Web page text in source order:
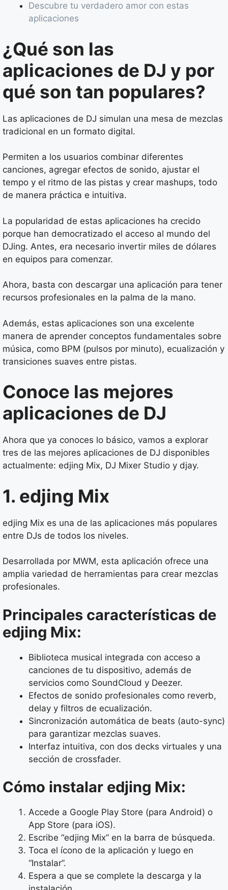
Descubre tu verdadero amor con estas
aplicaciones
¿Qué son las
aplicaciones de DJ y por
qué son tan populares?
Las aplicaciones de DJ simulan una mesa de mezclas
tradicional en un formato digital.
Permiten a los usuarios combinar diferentes
canciones, agregar efectos de sonido, ajustar el
tempo y el ritmo de las pistas y crear mashups, todo
de manera práctica e intuitiva.
La popularidad de estas aplicaciones ha crecido
porque han democratizado el acceso al mundo del
DJing. Antes, era necesario invertir miles de dólares
en equipos para comenzar.
Ahora, basta con descargar una aplicación para tener
recursos profesionales en la palma de la mano.
Además, estas aplicaciones son una excelente
manera de aprender conceptos fundamentales sobre
música, como BPM (pulsos por minuto), ecualización y
transiciones suaves entre pistas.
Conoce las mejores
aplicaciones de DJ
Ahora que ya conoces lo básico, vamos a explorar
tres de las mejores aplicaciones de DJ disponibles
actualmente: edjing Mix, DJ Mixer Studio y djay.
1. edjing Mix
edjing Mix es una de las aplicaciones más populares
entre DJs de todos los niveles.
Desarrollada por MWM, esta aplicación ofrece una
amplia variedad de herramientas para crear mezclas
profesionales.
Principales características de
edjing Mix:
Biblioteca musical integrada con acceso a
canciones de tu dispositivo, además de
servicios como SoundCloud y Deezer.
Efectos de sonido profesionales como reverb,
delay y filtros de ecualización.
Sincronización automática de beats (auto-sync)
para garantizar mezclas suaves.
Interfaz intuitiva, con dos decks virtuales y una
sección de crossfader.
Cómo instalar edjing Mix:
Accede a Google Play Store (para Android) o
App Store (para iOS).
Escribe “edjing Mix” en la barra de búsqueda.
Toca el ícono de la aplicación y luego en
“Instalar”.
Espera a que se complete la descarga y la